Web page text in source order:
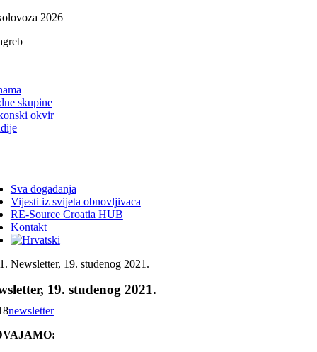
Skip
content
2026
skupine
okvir
Sva događanja
Vijesti iz svijeta obnovljivaca
RE-Source Croatia HUB
Kontakt
Newsletter, 19. studenog 2021.
19. studenog 2021.
newsletter